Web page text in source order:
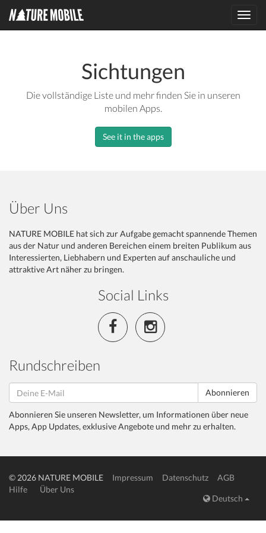
Sichtungen
Die vollständige Liste und mehr finden Sie in unseren
mobilen Apps.
See it in the apps
Über Uns
NATURE MOBILE hat sich zur Aufgabe gemacht spannende Themen
aus der Natur und anderen Bereichen einem breiten Publikum aus
Interessierten, Liebhabern und Experten auf anschauliche und
attraktive Art näher zu bringen.
Social Links
Rundschreiben
Abonnieren
Abonnieren Sie unseren Newsletter, um Informationen über neue
Apps, App Updates, exklusive Angebote und mehr zu erhalten.
© 2026 NATURE MOBILE Impressum Datenschutz
AGB
Hilfe
Über Uns
Deutsch